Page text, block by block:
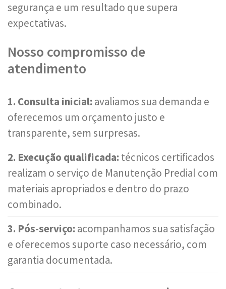
segurança e um resultado que supera
expectativas.
Nosso compromisso de
atendimento
1. Consulta inicial: avaliamos sua demanda e
oferecemos um orçamento justo e
transparente, sem surpresas.
2. Execução qualificada: técnicos certificados
realizam o serviço de Manutenção Predial com
materiais apropriados e dentro do prazo
combinado.
3. Pós-serviço: acompanhamos sua satisfação
e oferecemos suporte caso necessário, com
garantia documentada.